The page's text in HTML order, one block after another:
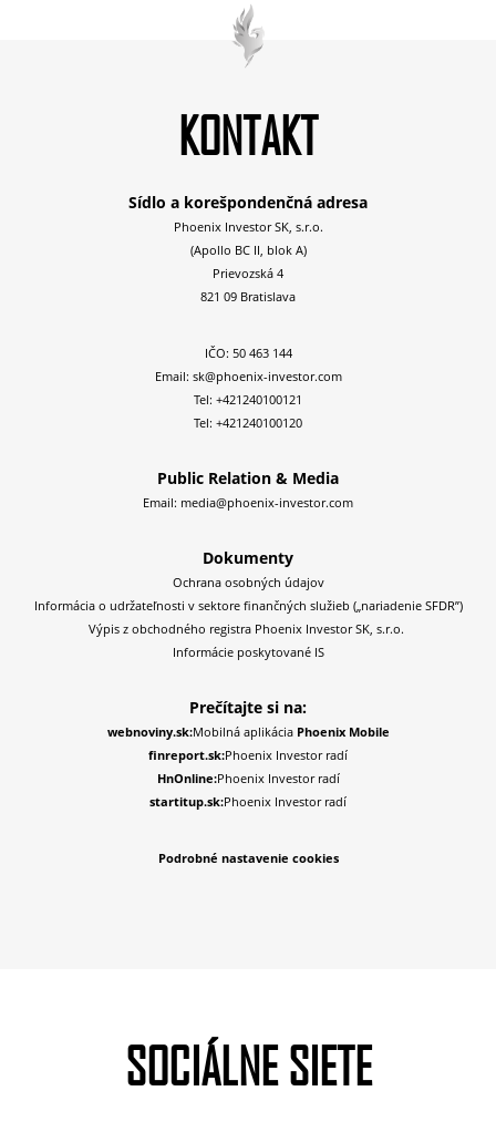
KONTAKT
Sídlo a korešpondenčná adresa
Phoenix Investor SK, s.r.o.
(Apollo BC II, blok A)
Prievozská 4
821 09 Bratislava
IČO: 50 463 144
Email: sk@phoenix-investor.com
Tel: +421240100121
Tel: +421240100120
Public Relation & Media
Email: media@phoenix-investor.com
Dokumenty
Ochrana osobných údajov
Informácia o udržateľnosti v sektore finančných služieb („nariadenie SFDR”)
Výpis z obchodného registra Phoenix Investor SK, s.r.o.
Informácie poskytované IS
Prečítajte si na:
webnoviny.sk:Mobilná aplikáciaPhoenix Mobile
finreport.sk:Phoenix Investor radí
HnOnline:Phoenix Investor radí
startitup.sk:Phoenix Investor radí
Podrobné nastavenie cookies
SOCIÁLNE SIETE